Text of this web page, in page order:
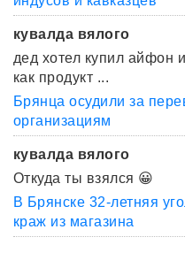
кувалда вялого
дед хотел купил айфон
как продукт ...
Брянца осудили за
организациям
кувалда вялого
Откуда ты взялся 😀
В Брянске 32-летняя
краж из магазина